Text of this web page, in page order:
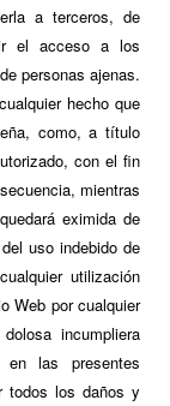
a terceros, de
el acceso a los
personas ajenas.
hecho que
como, a título
con el fin
mientras
eximida de
uso indebido de
utilización
Web por cualquier
incumpliera
en las presentes
todos los daños y